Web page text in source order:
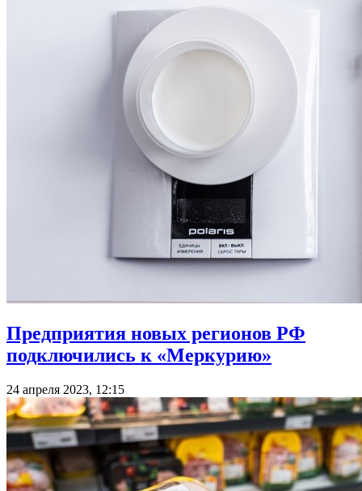
Предприятия новых регионов РФ
подключились к «Меркурию»
24 апреля 2023, 12:15